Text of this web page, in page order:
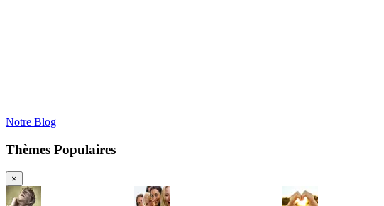
Notre Blog
Thèmes Populaires
×